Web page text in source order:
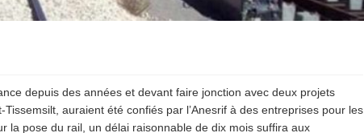
depuis des années et devant faire jonction avec deux projets
auraient été confiés par l’Anesrif à des entreprises pour les
la pose du rail, un délai raisonnable de dix mois suffira aux